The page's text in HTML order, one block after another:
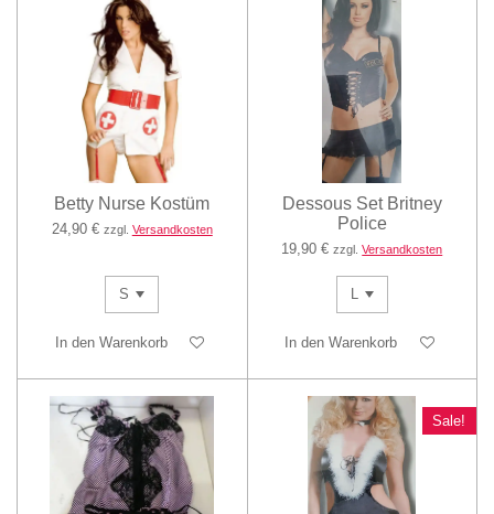
Betty Nurse Kostüm
24,90 € zzgl. Versandkosten
In den Warenkorb
Dessous Set Britney
Police
19,90 € zzgl.Versandkosten
In den Warenkorb
Sale!